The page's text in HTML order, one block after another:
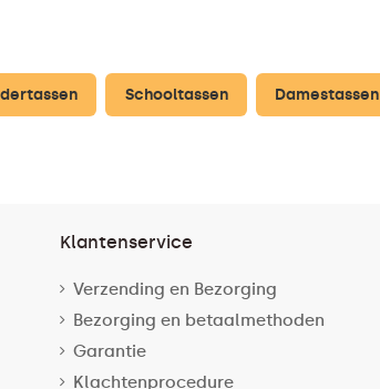
Schooltassen Damestassen
Klantenservice
Verzending en Bezorging
Bezorging en betaalmethoden
Garantie
Klachtenprocedure